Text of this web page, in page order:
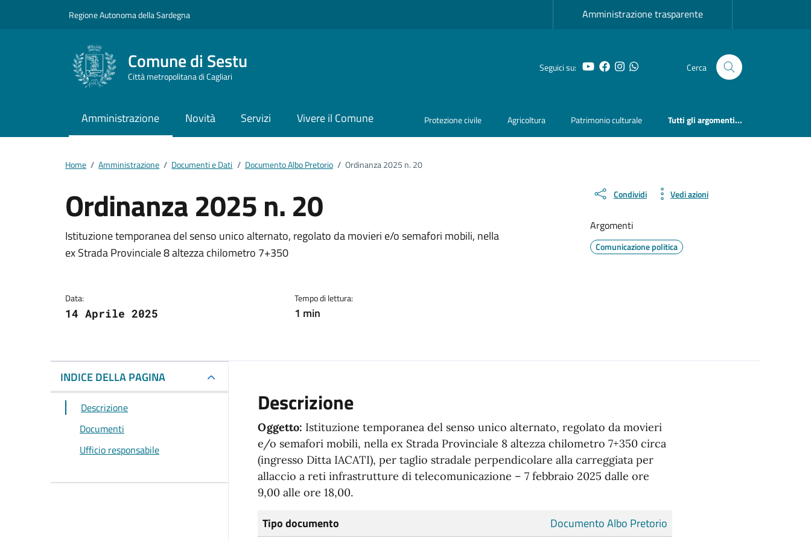
Regione Autonoma della Sardegna Amministrazione trasparente
Comune di Sestu
Città metropolitana di Cagliari
Seguici su: YouTube
Facebook
Instagram
Whatsapp Cerca
Amministrazione Novità Servizi Vivere il Comune Protezione civile Agricoltura Patrimonio culturale Tutti gli argomenti...
Home / Amministrazione / Documenti e Dati / Documento Albo Pretorio / Ordinanza 2025 n. 20
Ordinanza 2025 n. 20
Dettagli del documento
Istituzione temporanea del senso unico alternato, regolato da movieri e/o semafori mobili, nella
ex Strada Provinciale 8 altezza chilometro 7+350
Data:
14 Aprile 2025
Tempo di lettura:
1 min
Condividi Vedi azioni
Argomenti
Comunicazione politica
INDICE DELLA PAGINA
Descrizione
Documenti
Ufficio responsabile
Descrizione
Oggetto: Istituzione temporanea del senso unico alternato, regolato da movieri
e/o semafori mobili, nella ex Strada Provinciale 8 altezza chilometro 7+350 circa
(ingresso Ditta IACATI), per taglio stradale perpendicolare alla carreggiata per
allaccio a reti infrastrutture di telecomunicazione – 7 febbraio 2025 dalle ore
9,00 alle ore 18,00.
Tipo documento
Documento Albo Pretorio